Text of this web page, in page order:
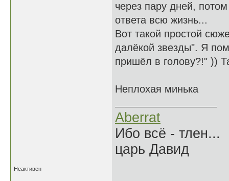
через пару дней,
ответа всю жизнь...
Вот такой простой
далёкой звезды". Я
пришёл в голову?!" ))
Неплохая минька
Aberrat
Ибо всё - тлен...
царь Давид
Неактивен